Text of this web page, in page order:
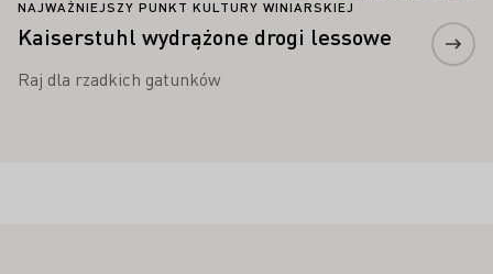
NAJWAŻNIEJSZY PUNKT KULTURY WINIARSKIEJ
Kaiserstuhl wydrążone drogi lessowe
Raj dla rzadkich gatunków